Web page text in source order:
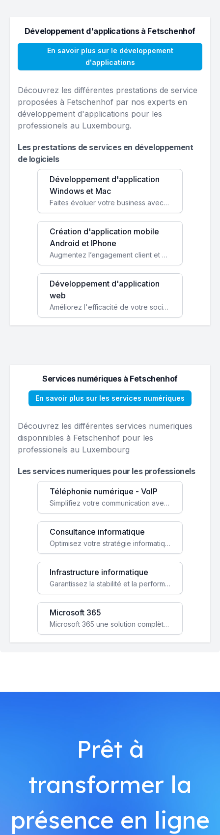
Développement d'applications à Fetschenhof
En savoir plus sur le développement
d'applications
Découvrez les différentes prestations de service
proposées à Fetschenhof par nos experts en
développement d'applications pour les
professionels au Luxembourg.
Les prestations de services en développement
de logiciels
Développement d'application
Windows et Mac
Faites évoluer votre business avec des solutions logicielles personnalisées, parfaitement adaptées à vos besoins spécifiques.
Création d'application mobile
Android et IPhone
Augmentez l’engagement client et simplifiez vos processus avec une application mobile sur mesure, disponible sur iOS et Android.
Développement d'application
web
Améliorez l'efficacité de votre société avec une application web personnalisée accessible partout et tout le temps.
Services numériques à Fetschenhof
En savoir plus sur les services numériques
Découvrez les différentes services numeriques
disponnibles à Fetschenhof pour les
professionels au Luxembourg
Les services numeriques pour les professionels
Téléphonie numérique - VoIP
Simplifiez votre communication avec une solution VoIP flexible, économique et adaptée à vos besoins professionnels.
Consultance informatique
Optimisez votre stratégie informatique avec l'expertise de nos consultants pour améliorer votre efficacité et sécurité.
Infrastructure informatique
Garantissez la stabilité et la performance de votre entreprise avec une infrastructure IT sécurisée et évolutive.
Microsoft 365
Microsoft 365 une solution complète qui booste votre productivité, renforce la sécurité de vos données et facilite la collaboration.
Prêt à
transformer la
présence en ligne